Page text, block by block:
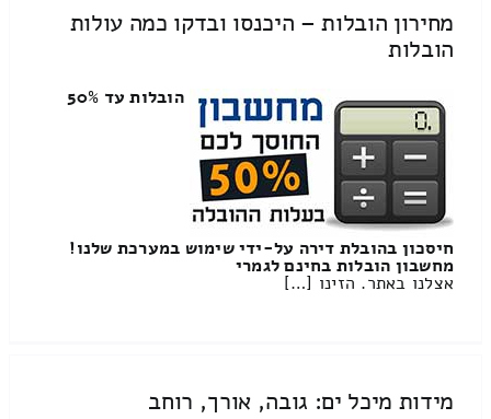
מחירון הובלות – היכנסו ובדקו כמה עולות
הובלות
הובלות עד 50%
חיסכון בהובלת דירה על-ידי שימוש במערכת שלנו!
מחשבון הובלות בחינם לגמרי
אצלנו באתר. הזינו […]
מידות מיכל ים: גובה, אורך, רוחב